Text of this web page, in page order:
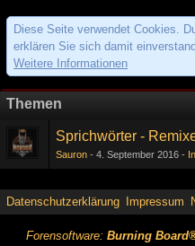
Diese Seite verwendet Cookies.
erklären Sie sich damit
Weitere Informationen
Themen
Sprichwörter -
Sauron 4. September 2016
Datenschutzerklärung Impressum
Forensoftware: Burning